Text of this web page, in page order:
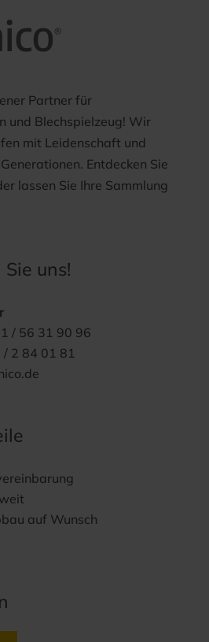
Partner für
und Blechspielzeug! Wir
mit Leidenschaft und
Entdecken Sie
lassen Sie Ihre Sammlung
uns!
/ 56 31 90 96
/ 2 84 01 81
auf Wunsch